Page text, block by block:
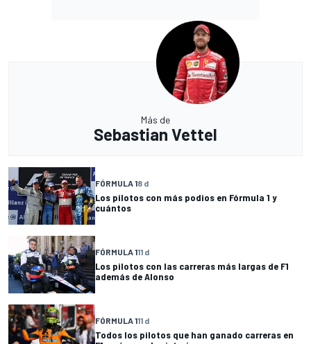
Más de
Sebastian Vettel
FÓRMULA 18 d
Los pilotos con más podios en Fórmula 1 y
cuántos
FÓRMULA 111 d
Los pilotos con las carreras más largas de F1
además de Alonso
FÓRMULA 111 d
Todos los pilotos que han ganado carreras en